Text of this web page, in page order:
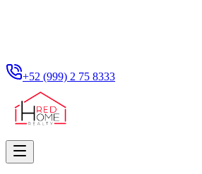
+52 (999) 2 75 8333